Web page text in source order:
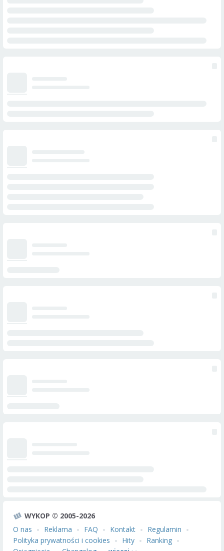
WYKOP © 2005-2026
O nas
Reklama FAQ Kontakt
Regulamin
Polityka prywatności i cookies
Hity
Ranking